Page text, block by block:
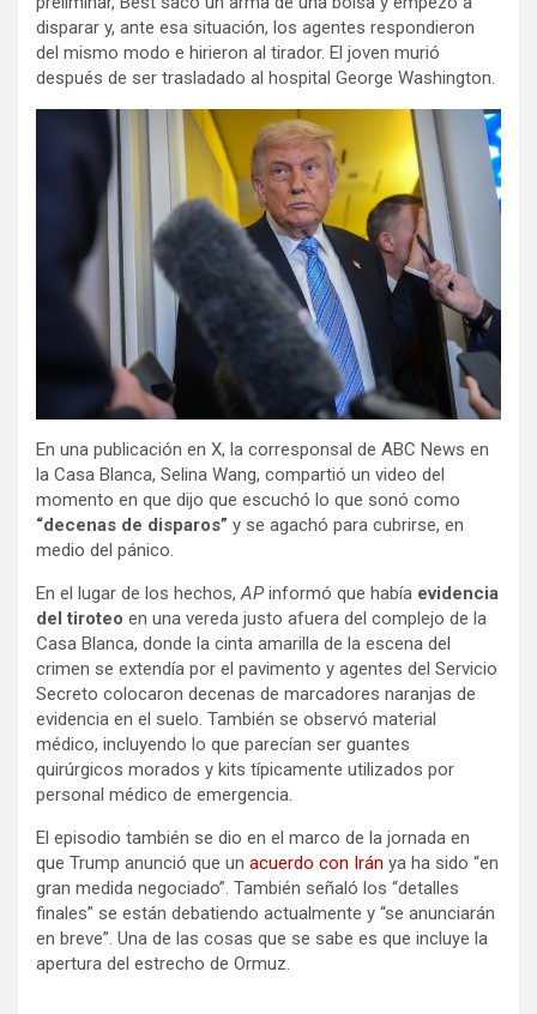
disparar y, ante esa situación, los agentes respondieron
del mismo modo e hirieron al tirador. El joven murió
después de ser trasladado al hospital George Washington.
En una publicación en X, la corresponsal de ABC News en
la Casa Blanca, Selina Wang, compartió un video del
momento en que dijo que escuchó lo que sonó como
“decenas de disparos” y se agachó para cubrirse, en
medio del pánico.
En el lugar de los hechos,AP informó que había evidencia
del tiroteo en una vereda justo afuera del complejo de la
Casa Blanca, donde la cinta amarilla de la escena del
crimen se extendía por el pavimento y agentes del Servicio
Secreto colocaron decenas de marcadores naranjas de
evidencia en el suelo. También se observó material
médico, incluyendo lo que parecían ser guantes
quirúrgicos morados y kits típicamente utilizados por
personal médico de emergencia.
El episodio también se dio en el marco de la jornada en
que Trump anunció que un acuerdo con Irán ya ha sido “en
gran medida negociado”. También señaló los “detalles
finales” se están debatiendo actualmente y “se anunciarán
en breve”. Una de las cosas que se sabe es que incluye la
apertura del estrecho de Ormuz.